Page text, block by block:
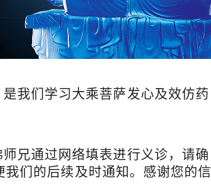
我们学习大乘菩萨发心及效仿药
兄通过网络填表进行义诊，请确
们的后续及时通知。感谢您的信